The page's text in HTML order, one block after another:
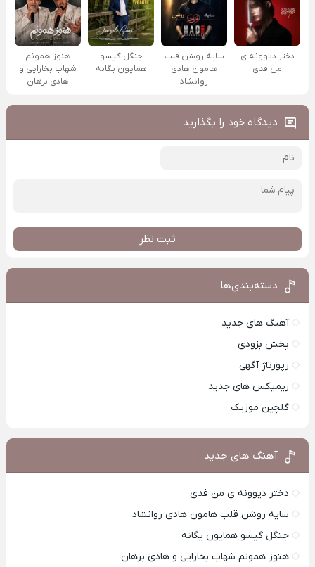
دختر دیوونه ی
من فدی
سایه روشن قلب
هامون هادی
روانشاد
جنگل گیسو
همایون یگانه
هنوز همونم
شهاب بخارایی و
هادی برهان
دیدگاه خود را بگذارید
ثبت نظر
دسته‌بندی‌ها
آهنگ های جدید
پخش بزودی
رپورتاژ آگهی
ریمیکس های جدید
گلچین موزیک
آهنگ های جدید
دختر دیوونه ی من فدی
سایه روشن قلب هامون هادی روانشاد
جنگل گیسو همایون یگانه
هنوز همونم شهاب بخارایی و هادی برهان